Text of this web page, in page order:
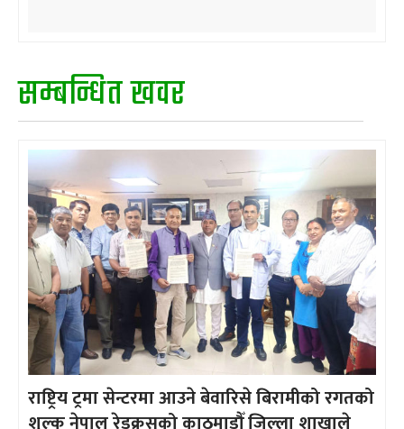
सम्बन्धित खवर
राष्ट्रिय ट्रमा सेन्टरमा आउने बेवारिसे बिरामीको रगतको